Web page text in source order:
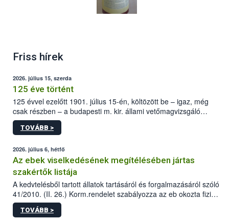
Friss hírek
2026. július 15, szerda
125 éve történt
125 évvel ezelőtt 1901. július 15-én, költözött be – igaz, még
csak részben – a budapesti m. kir. állami vetőmagvizsgáló
állomás a Kis Rókus utca 15. szám alatti, Czigler Győző által
tervezett új épületébe.
TOVÁBB >
2026. július 6, hétfő
Az ebek viselkedésének megítélésében jártas
szakértők listája
A kedvtelésből tartott állatok tartásáról és forgalmazásáról szóló
41/2010. (II. 26.) Korm.rendelet szabályozza az eb okozta fizikai
sérülés, illetve ennek veszélye keletkezésekor felmerülő
hatósági feladatokat, valamint a veszélyes eb tartását és annak
TOVÁBB >